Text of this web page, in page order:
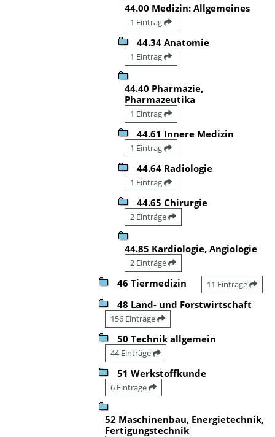
44.00 Medizin: Allgemeines
1 Eintrag
44.34 Anatomie
1 Eintrag
44.40 Pharmazie,
Pharmazeutika
1 Eintrag
44.61 Innere Medizin
1 Eintrag
44.64 Radiologie
1 Eintrag
44.65 Chirurgie
2 Einträge
44.85 Kardiologie, Angiologie
2 Einträge
46 Tiermedizin 11 Einträge
48 Land- und Forstwirtschaft
156 Einträge
50 Technik allgemein
44 Einträge
51 Werkstoffkunde
6 Einträge
52 Maschinenbau, Energietechnik,
Fertigungstechnik